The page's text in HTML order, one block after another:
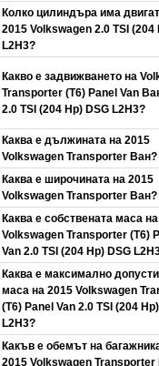
Колко цилиндъра има
2015 Volkswagen 2.0 TSI (204
L2H3?
Какво е задвижването на
Transporter (T6) Panel Van
2.0 TSI (204 Hp) DSG L2H3?
Каква е дължината на 2015
Volkswagen Transporter Ван?
Каква е широчината на 2015
Volkswagen Transporter Ван?
Каква е собствената маса
Volkswagen Transporter (T6)
Van 2.0 TSI (204 Hp) DSG
Каква е максимално
маса на 2015 Volkswagen
(T6) Panel Van 2.0 TSI (204
L2H3?
Какъв е обемът на
2015 Volkswagen Transporter